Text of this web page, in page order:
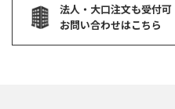
法人・大口注文も受付可
お問い合わせはこちら